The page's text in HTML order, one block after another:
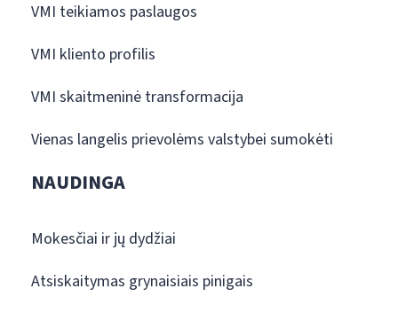
VMI teikiamos paslaugos
VMI kliento profilis
VMI skaitmeninė transformacija
Vienas langelis prievolėms valstybei sumokėti
NAUDINGA
Mokesčiai ir jų dydžiai
Atsiskaitymas grynaisiais pinigais